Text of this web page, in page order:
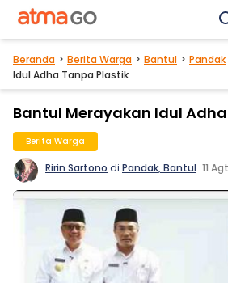
Beranda Berita Warga Bantul Pandak
Idul Adha Tanpa Plastik
Bantul Merayakan Idul
Berita Warga
Ririn Sartono di Pandak, Bantul. 11